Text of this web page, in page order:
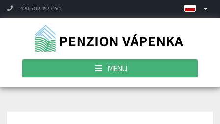
+420 702 152 060
MENU